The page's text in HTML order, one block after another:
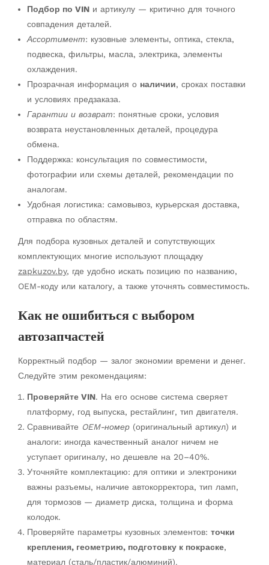
Подбор по VIN и артикулу — критично для точного
совпадения деталей.
Ассортимент: кузовные элементы, оптика, стекла,
подвеска, фильтры, масла, электрика, элементы
охлаждения.
Прозрачная информация о наличии, сроках поставки
и условиях предзаказа.
Гарантии и возврат: понятные сроки, условия
возврата неустановленных деталей, процедура
обмена.
Поддержка: консультация по совместимости,
фотографии или схемы деталей, рекомендации по
аналогам.
Удобная логистика: самовывоз, курьерская доставка,
отправка по областям.
Для подбора кузовных деталей и сопутствующих
комплектующих многие используют площадку
zapkuzov.by, где удобно искать позицию по названию,
OEM-коду или каталогу, а также уточнять совместимость.
Как не ошибиться с выбором
автозапчастей
Корректный подбор — залог экономии времени и денег.
Следуйте этим рекомендациям:
Проверяйте VIN. На его основе система сверяет
платформу, год выпуска, рестайлинг, тип двигателя.
Сравнивайте OEM-номер (оригинальный артикул) и
аналоги: иногда качественный аналог ничем не
уступает оригиналу, но дешевле на 20–40%.
Уточняйте комплектацию: для оптики и электроники
важны разъемы, наличие автокорректора, тип ламп,
для тормозов — диаметр диска, толщина и форма
колодок.
Проверяйте параметры кузовных элементов: точки
крепления, геометрию, подготовку к покраске,
материал (сталь/пластик/алюминий).